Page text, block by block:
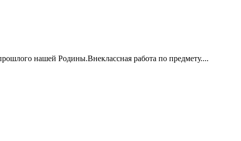
нашей Родины.Внеклассная работа по предмету....